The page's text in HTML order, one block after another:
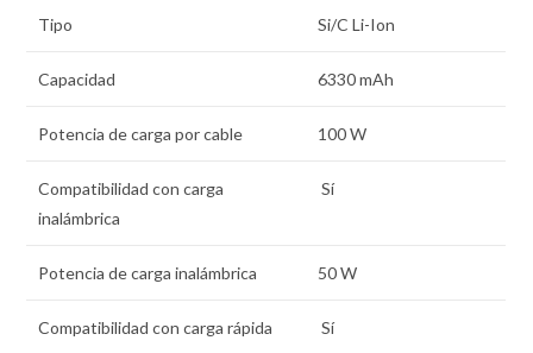
Tipo Si/C Li-Ion
Capacidad 6330 mAh
Potencia de carga por cable 100 W
Compatibilidad con carga
inalámbrica
Sí
Potencia de carga inalámbrica 50 W
Compatibilidad con carga rápida Sí